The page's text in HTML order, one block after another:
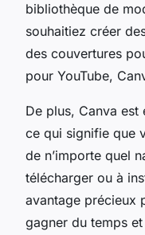
bibliothèque de
souhaitiez créer
des couvertures
pour YouTube,
De plus, Canva est
ce qui signifie que
de n’importe quel
télécharger ou à
avantage précieux
gagner du temps